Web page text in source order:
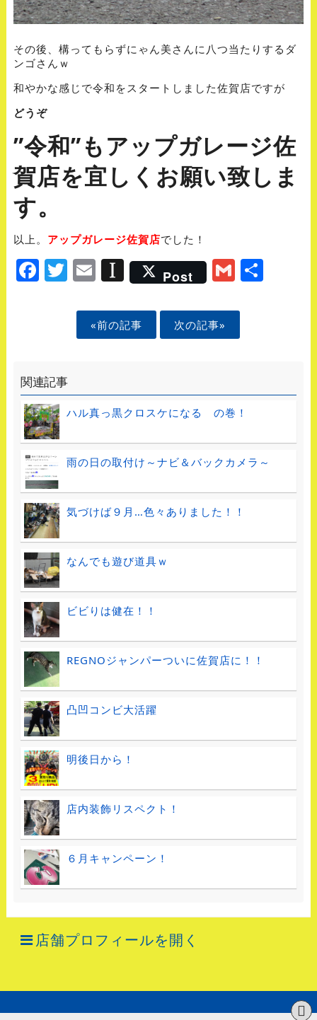
その後、構ってもらずにゃん美さんに八つ当たりするダ
ンゴさんｗ
和やかな感じで令和をスタートしました佐賀店ですが
どうぞ
”令和”もアップガレージ佐
賀店を宜しくお願い致しま
す。
以上。 アップガレージ佐賀店でした！
Facebook
Twitter
Email
Instapaper
Post Gmail
«前の記事 次の記事»
関連記事
ハル真っ黒クロスケになる の巻！
雨の日の取付け～ナビ＆バックカメラ～
気づけば９月…色々ありました！！
なんでも遊び道具ｗ
ビビりは健在！！
REGNOジャンパーついに佐賀店に！！
凸凹コンビ大活躍
明後日から！
店内装飾リスペクト！
６月キャンペーン！
店舗プロフィールを開く